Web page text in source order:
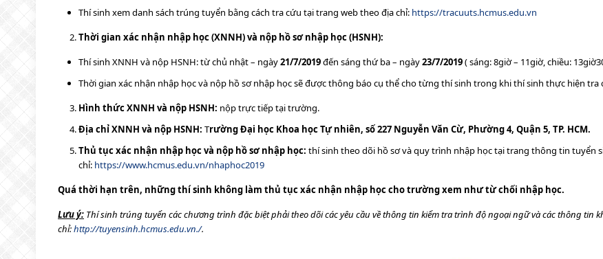
Thí sinh xem danh sách trúng tuyển bằng cách tra cứu tại trang web theo địa chỉ: https://tracuuts.hcmus.edu.vn
Thời gian xác nhận nhập học (XNNH) và nộp hồ sơ nhập học (HSNH):
Thí sinh XNNH và nộp HSNH: từ chủ nhật – ngày21/7/2019đến sáng thứ ba – ngày23/7/2019( sáng: 8giờ – 11giờ, chiều:
Thời gian xác nhận nhập học và nộp hồ sơ nhập học sẽ được thông báo cụ thể cho từng thí sinh trong khi thí sinh thực hiện
Hình thức XNNH và nộp HSNH: nộp trực tiếp tại trường.
Địa chỉ XNNH và nộp HSNH: Trường Đại học Khoa học Tự nhiên, số 227 Nguyễn Văn Cừ, Phường 4, Quận 5, TP. HCM.
Thủ tục xác nhận nhập học và nộp hồ sơ nhập học: thí sinh theo dõi hồ sơ và quy trình nhập học tại trang thông tin tuyển
chỉ: https://www.hcmus.edu.vn/nhaphoc2019
Quá thời hạn trên, những thí sinh không làm thủ tục xác nhận nhập học cho trường xem như từ chối nhập học.
Lưu ý: Thí sinh trúng tuyển các chương trình đặc biệt phải theo dõi các yêu cầu về thông tin kiểm tra trình độ ngoại ngữ và các thông tin
chỉ:http://tuyensinh.hcmus.edu.vn./.